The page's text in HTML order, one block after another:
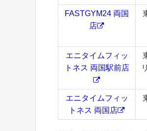
FASTGYM24 両国
店
エニタイムフィッ
トネス 両国駅前店
エニタイムフィッ
トネス 両国店